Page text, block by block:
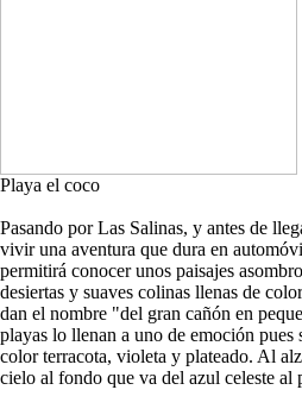
Playa el coco
Pasando por Las Salinas, y antes de
vivir una aventura que dura en
permitirá conocer unos paisajes
desiertas y suaves colinas llenas de
dan el nombre "del gran cañón en
playas lo llenan a uno de emoción pues
color terracota, violeta y plateado. Al
cielo al fondo que va del azul celeste al